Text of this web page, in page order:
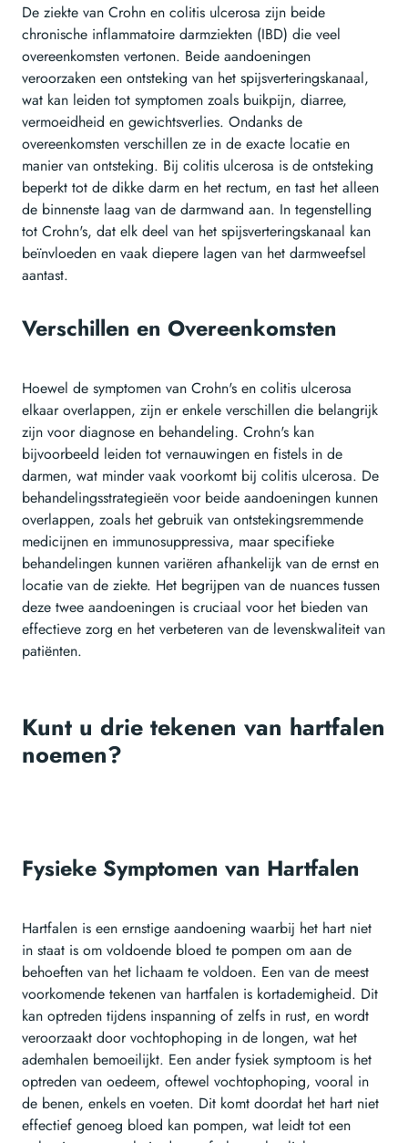
De ziekte van Crohn en colitis ulcerosa zijn beide
chronische inflammatoire darmziekten (IBD) die veel
overeenkomsten vertonen. Beide aandoeningen
veroorzaken een ontsteking van het spijsverteringskanaal,
wat kan leiden tot symptomen zoals buikpijn, diarree,
vermoeidheid en gewichtsverlies. Ondanks de
overeenkomsten verschillen ze in de exacte locatie en
manier van ontsteking. Bij colitis ulcerosa is de ontsteking
beperkt tot de dikke darm en het rectum, en tast het alleen
de binnenste laag van de darmwand aan. In tegenstelling
tot Crohn's, dat elk deel van het spijsverteringskanaal kan
beïnvloeden en vaak diepere lagen van het darmweefsel
aantast.
Verschillen en Overeenkomsten
Hoewel de symptomen van Crohn's en colitis ulcerosa
elkaar overlappen, zijn er enkele verschillen die belangrijk
zijn voor diagnose en behandeling. Crohn's kan
bijvoorbeeld leiden tot vernauwingen en fistels in de
darmen, wat minder vaak voorkomt bij colitis ulcerosa. De
behandelingsstrategieën voor beide aandoeningen kunnen
overlappen, zoals het gebruik van ontstekingsremmende
medicijnen en immunosuppressiva, maar specifieke
behandelingen kunnen variëren afhankelijk van de ernst en
locatie van de ziekte. Het begrijpen van de nuances tussen
deze twee aandoeningen is cruciaal voor het bieden van
effectieve zorg en het verbeteren van de levenskwaliteit van
patiënten.
Kunt u drie tekenen van hartfalen
noemen?
Fysieke Symptomen van Hartfalen
Hartfalen is een ernstige aandoening waarbij het hart niet
in staat is om voldoende bloed te pompen om aan de
behoeften van het lichaam te voldoen. Een van de meest
voorkomende tekenen van hartfalen is kortademigheid. Dit
kan optreden tijdens inspanning of zelfs in rust, en wordt
veroorzaakt door vochtophoping in de longen, wat het
ademhalen bemoeilijkt. Een ander fysiek symptoom is het
optreden van oedeem, oftewel vochtophoping, vooral in
de benen, enkels en voeten. Dit komt doordat het hart niet
effectief genoeg bloed kan pompen, wat leidt tot een